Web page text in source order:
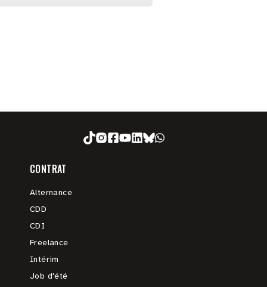
CONTRAT
Alternance
CDD
CDI
Freelance
Intérim
Job d'été